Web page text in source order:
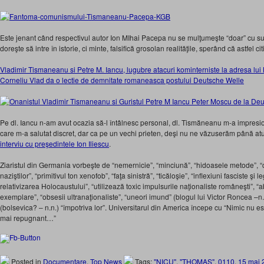
Este jenant când respectivul autor Ion MIhai Pacepa nu se mulţumeşte “doar” cu
doreşte să intre în istorie, ci minte, falsifică grosolan realităţile, sperând că astfel
Vladimir Tismaneanu si Petre M. Iancu, lugubre atacuri kominterniste la adresa lui
Corneliu Vlad da o lectie de demnitate romaneasca postului Deutsche Welle
Pe dl. Iancu n-am avut ocazia să-l întâlnesc personal, dl. Tismăneanu m-a
care m-a salutat discret, dar ca pe un vechi prieten, deşi nu ne văzuserăm până
interviu cu preşedintele Ion Iliescu.
Ziaristul din Germania vorbeşte de “nemernicie”, “minciună”, “hidoasele metode”,
naziştilor”, “primitivul ton xenofob”, “faţa sinistră”, “ticăloşie”, “inflexiuni fasciste şi
relativizarea Holocaustului”, “utilizează toxic impulsurile naţionaliste româneşti”,
exemplare”, “obsesii ultranaţionaliste”, “uneori imund” (blogul lui Victor Roncea
(bolsevica? – n.n.) “împotriva lor”. Universitarul din America începe cu “Nimic nu
mai repugnant…”
Posted in Documentare, Top News Tags:"NICU", "THOMAS", 0110, 15 mai